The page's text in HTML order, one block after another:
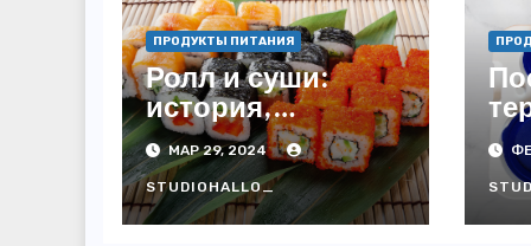
ПРОДУКТЫ ПИТАНИЯ
Ролл и суши:
история,
различия и
любовь к
японской кухне
МАР 29, 2024
STUDIOHALLO_